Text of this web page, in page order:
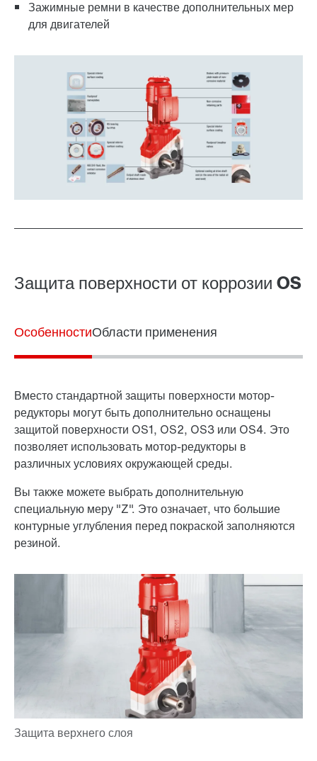
Зажимные ремни в качестве дополнительных мер
для двигателей
Защита поверхности от коррозии OS
ОсобенностиОбласти применения
Вместо стандартной защиты поверхности мотор-
редукторы могут быть дополнительно оснащены
защитой поверхности OS1, OS2, OS3 или OS4. Это
позволяет использовать мотор-редукторы в
различных условиях окружающей среды.
Вы также можете выбрать дополнительную
специальную меру "Z". Это означает, что большие
контурные углубления перед покраской заполняются
резиной.